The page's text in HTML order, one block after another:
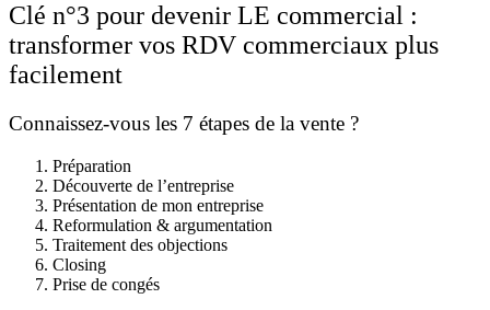
Clé n°3 pour devenir LE commercial :
transformer vos RDV commerciaux plus
facilement
Connaissez-vous les 7 étapes de la vente ?
Préparation
Découverte de l’entreprise
Présentation de mon entreprise
Reformulation & argumentation
Traitement des objections
Closing
Prise de congés